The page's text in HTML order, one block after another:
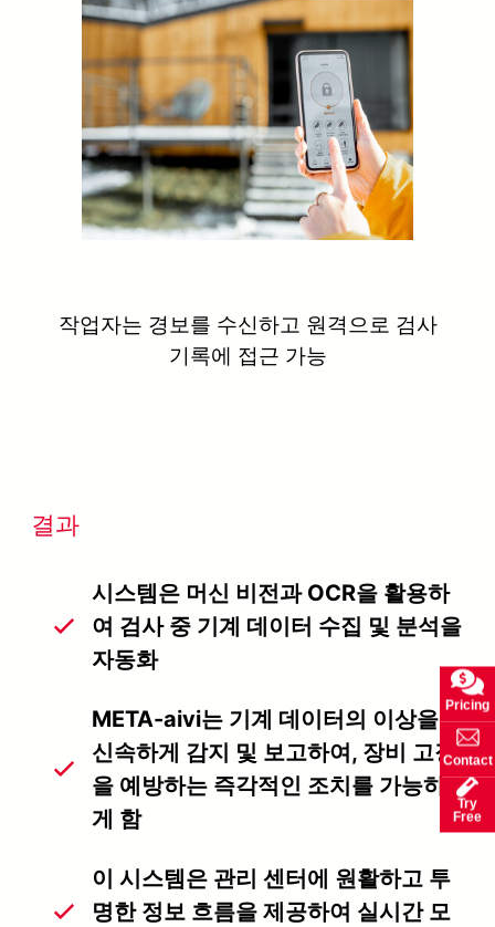
작업자는 경보를 수신하고 원격으로 검사
기록에 접근 가능
결과
시스템은 머신 비전과 OCR을 활용하
여 검사 중 기계 데이터 수집 및 분석을
자동화
META-aivi는 기계 데이터의 이상을
신속하게 감지 및 보고하여, 장비 고장
을 예방하는 즉각적인 조치를 가능하
게 함
이 시스템은 관리 센터에 원활하고 투
명한 정보 흐름을 제공하여 실시간 모
Pricing
Contact
Try
Free